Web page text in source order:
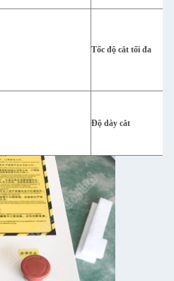
Tốc độ cắt tối đa
Độ dày cắt